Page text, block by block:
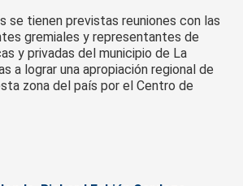
se tienen previstas reuniones con las
gremiales y representantes de
y privadas del municipio de La
a lograr una apropiación regional de
zona del país por el Centro de